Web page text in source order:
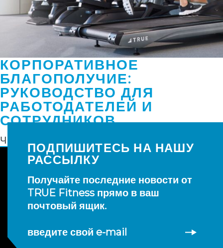
КОРПОРАТИВНОЕ
БЛАГОПОЛУЧИЕ:
РУКОВОДСТВО ДЛЯ
РАБОТОДАТЕЛЕЙ И
СОТРУДНИКОВ
ЧИТАТЬ ДАЛЕЕ
ПОДПИШИТЕСЬ НА НАШУ
РАССЫЛКУ
Получайте последние новости от
TRUE Fitness прямо в ваш
почтовый ящик.
введите свой e-mail